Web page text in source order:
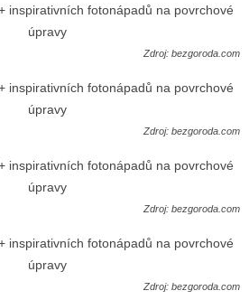
Zdroj: bezgoroda.com
Zdroj: bezgoroda.com
Zdroj: bezgoroda.com
Zdroj: bezgoroda.com